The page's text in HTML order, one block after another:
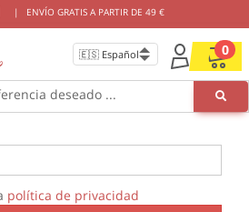
| ENVÍO GRATIS A PARTIR DE 49 €
0
deseado ...
49€
política de privacidad